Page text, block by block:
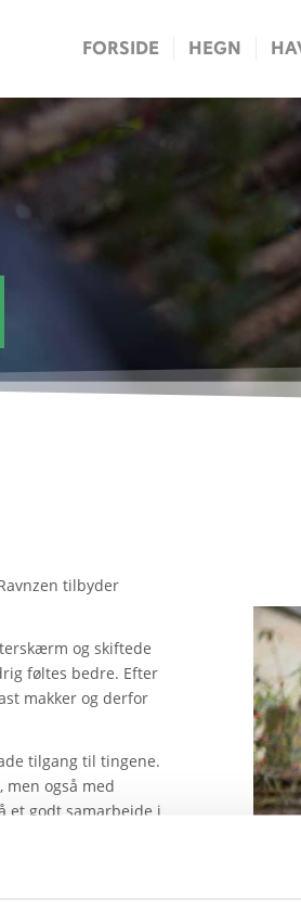
FORSIDE HEGN
tilbyder
og skiftede
føltes bedre. Efter
makker og derfor
tilgang til tingene.
også med
et godt samarbejde i
med alt fra
med flere